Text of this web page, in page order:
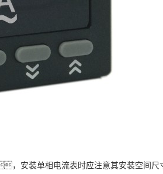
装单相电流表时应注意其安装空间尺